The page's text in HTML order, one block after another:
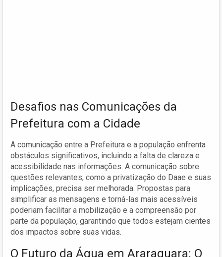
Desafios nas Comunicações da
Prefeitura com a Cidade
A comunicação entre a Prefeitura e a população enfrenta
obstáculos significativos, incluindo a falta de clareza e
acessibilidade nas informações. A comunicação sobre
questões relevantes, como a privatização do Daae e suas
implicações, precisa ser melhorada. Propostas para
simplificar as mensagens e torná-las mais acessíveis
poderiam facilitar a mobilização e a compreensão por
parte da população, garantindo que todos estejam cientes
dos impactos sobre suas vidas.
O Futuro da Água em Araraquara: O